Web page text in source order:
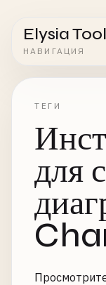
Elysia
НАВИГАЦИЯ
ТЕГИ
для